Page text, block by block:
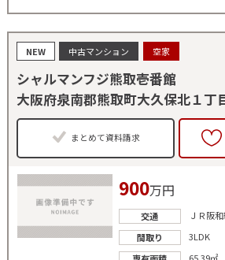
NEW 中古マンション 空家
シャルマンフジ熊取壱番館
大阪府泉南郡熊取町大久保北１丁
まとめて資料請求
900万円
交通
ＪＲ阪
間取り
3LDK